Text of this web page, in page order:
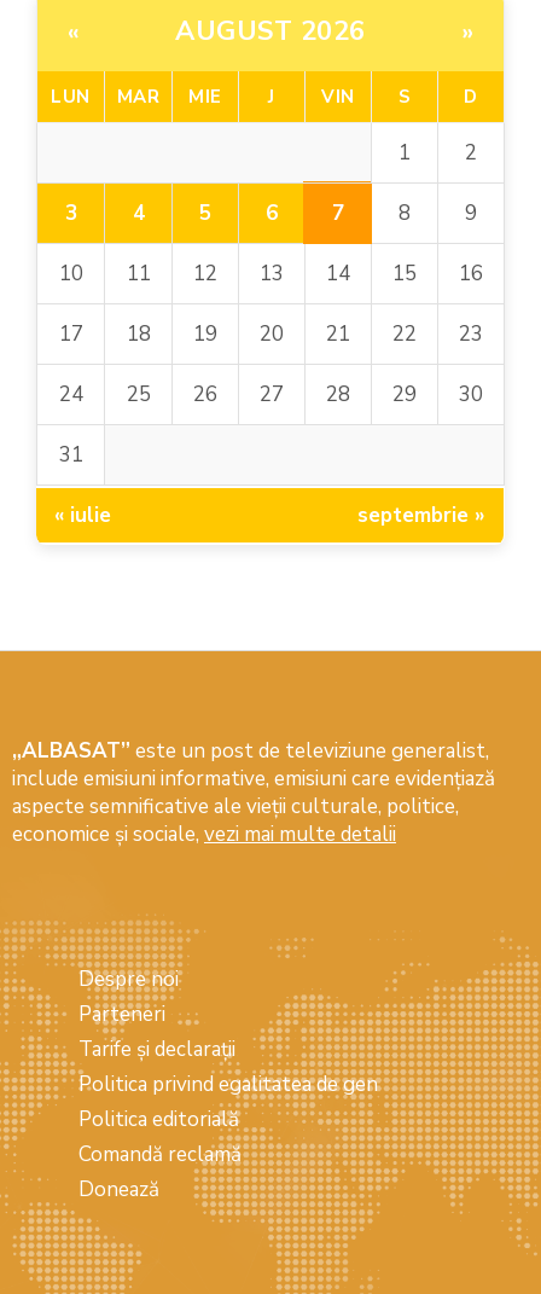
« AUGUST 2026 »
LUN MAR MIE J VIN S D
1 2
3 4 5 6 7 8 9
10 11 12 13 14 15 16
17 18 19 20 21 22 23
24 25 26 27 28 29 30
31
« iulie septembrie »
„ALBASAT” este un post de televiziune generalist,
include emisiuni informative, emisiuni care evidenţiază
aspecte semnificative ale vieţii culturale, politice,
economice şi sociale, vezi mai multe detalii
Despre noi
Parteneri
Tarife și declarații
Politica privind egalitatea de gen
Politica editorială
Comandă reclamă
Donează